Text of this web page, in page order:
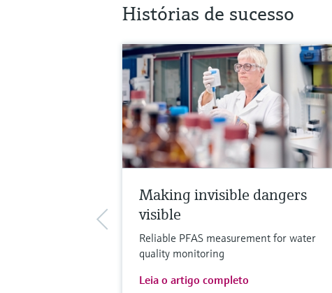
Histórias de sucesso
Making invisible dangers
visible
Reliable PFAS measurement for water
quality monitoring
Leia o artigo completo